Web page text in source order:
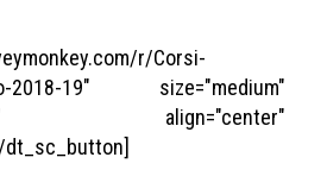
r/Corsi-
2018-19" size="medium"
align="center"
dt_sc_button]